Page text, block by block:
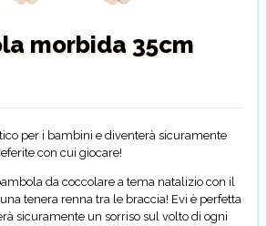
morbida 35cm
per i bambini e diventerà sicuramente
con cui giocare!
da coccolare a tema natalizio con il
tenera renna tra le braccia! Evi è perfetta
sicuramente un sorriso sul volto di ogni